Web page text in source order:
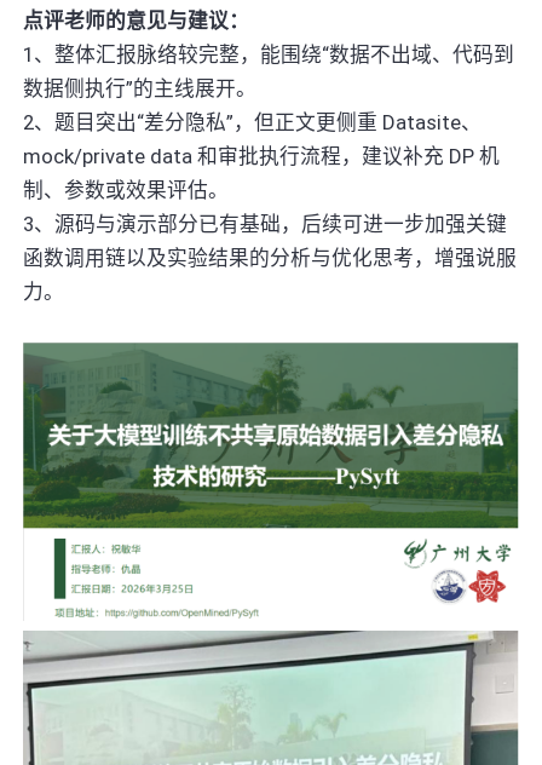
点评老师的意见与建议：
1、整体汇报脉络较完整，能围绕“数据不出域、代码到
数据侧执行”的主线展开。
2、题目突出“差分隐私”，但正文更侧重 Datasite、
mock/private data 和审批执行流程，建议补充 DP 机
制、参数或效果评估。
3、源码与演示部分已有基础，后续可进一步加强关键
函数调用链以及实验结果的分析与优化思考，增强说服
力。